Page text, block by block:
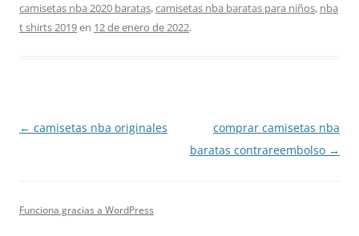
camisetas nba 2020 baratas,camisetas nba baratas para niños, nba
t shirts 2019en 12 de enero de 2022.
Navegación
← camisetas nba originales
comprar camisetas nba
baratas contrareembolso →
Funciona gracias a WordPress